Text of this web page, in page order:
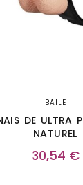
BAILE
DE ULTRA
NATUREL
30,54 €